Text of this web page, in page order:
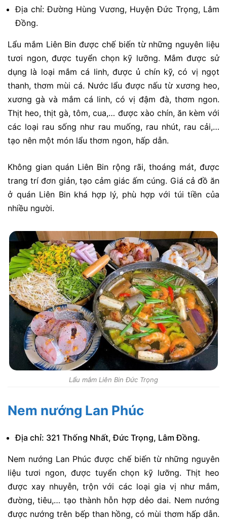
Địa chỉ: Đường Hùng Vương, Huyện Đức Trọng, Lâm
Đồng.
Lẩu mắm Liên Bin được chế biến từ những nguyên liệu
tươi ngon, được tuyển chọn kỹ lưỡng. Mắm được sử
dụng là loại mắm cá linh, được ủ chín kỹ, có vị ngọt
thanh, thơm mùi cá. Nước lẩu được nấu từ xương heo,
xương gà và mắm cá linh, có vị đậm đà, thơm ngon.
Thịt heo, thịt gà, tôm, cua,… được xào chín, ăn kèm với
các loại rau sống như rau muống, rau nhút, rau cải,…
tạo nên một món lẩu thơm ngon, hấp dẫn.
Không gian quán Liên Bin rộng rãi, thoáng mát, được
trang trí đơn giản, tạo cảm giác ấm cúng. Giá cả đồ ăn
ở quán Liên Bin khá hợp lý, phù hợp với túi tiền của
nhiều người.
Lẩu mắm Liên Bin Đức Trọng
Nem nướng Lan Phúc
Địa chỉ: 321 Thống Nhất, Đức Trọng, Lâm Đồng.
Nem nướng Lan Phúc được chế biến từ những nguyên
liệu tươi ngon, được tuyển chọn kỹ lưỡng. Thịt heo
được xay nhuyễn, trộn với các loại gia vị như mắm,
đường, tiêu,… tạo thành hỗn hợp dẻo dai. Nem nướng
được nướng trên bếp than hồng, có mùi thơm hấp dẫn.